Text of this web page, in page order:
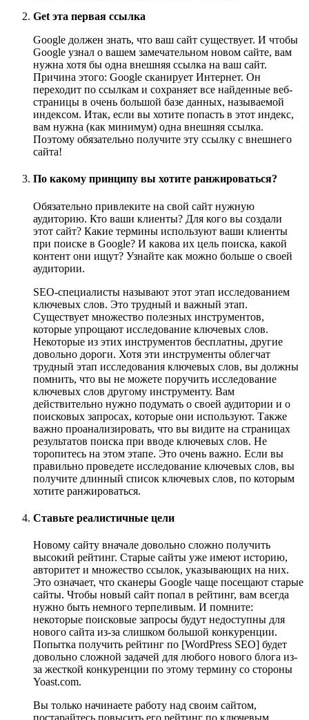
Get эта первая ссылка
Google должен знать, что ваш сайт существует. И чтобы
Google узнал о вашем замечательном новом сайте, вам
нужна хотя бы одна внешняя ссылка на ваш сайт.
Причина этого: Google сканирует Интернет. Он
переходит по ссылкам и сохраняет все найденные веб-
страницы в очень большой базе данных, называемой
индексом. Итак, если вы хотите попасть в этот индекс,
вам нужна (как минимум) одна внешняя ссылка.
Поэтому обязательно получите эту ссылку с внешнего
сайта!
По какому принципу вы хотите ранжироваться?
Обязательно привлеките на свой сайт нужную
аудиторию. Кто ваши клиенты? Для кого вы создали
этот сайт? Какие термины используют ваши клиенты
при поиске в Google? И какова их цель поиска, какой
контент они ищут? Узнайте как можно больше о своей
аудитории.
SEO-специалисты называют этот этап исследованием
ключевых слов. Это трудный и важный этап.
Существует множество полезных инструментов,
которые упрощают исследование ключевых слов.
Некоторые из этих инструментов бесплатны, другие
довольно дороги. Хотя эти инструменты облегчат
трудный этап исследования ключевых слов, вы должны
помнить, что вы не можете поручить исследование
ключевых слов другому инструменту. Вам
действительно нужно подумать о своей аудитории и о
поисковых запросах, которые они используют. Также
важно проанализировать, что вы видите на страницах
результатов поиска при вводе ключевых слов. Не
торопитесь на этом этапе. Это очень важно. Если вы
правильно проведете исследование ключевых слов, вы
получите длинный список ключевых слов, по которым
хотите ранжироваться.
Ставьте реалистичные цели
Новому сайту вначале довольно сложно получить
высокий рейтинг. Старые сайты уже имеют историю,
авторитет и множество ссылок, указывающих на них.
Это означает, что сканеры Google чаще посещают старые
сайты. Чтобы новый сайт попал в рейтинг, вам всегда
нужно быть немного терпеливым. И помните:
некоторые поисковые запросы будут недоступны для
нового сайта из-за слишком большой конкуренции.
Попытка получить рейтинг по [WordPress SEO] будет
довольно сложной задачей для любого нового блога из-
за жесткой конкуренции по этому термину со стороны
Yoast.com.
Вы только начинаете работу над своим сайтом,